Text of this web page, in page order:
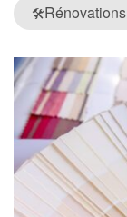
🛠️Rénovations